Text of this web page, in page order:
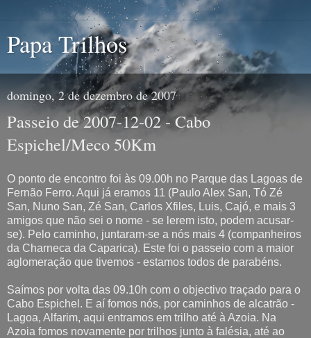
Papa Trilhos
domingo, 2 de dezembro de 2007
Passeio de 2007-12-02 - Cabo
Espichel/Meco 50Km
O ponto de encontro foi às 09.00h no Parque das Lagoas de
Fernão Ferro. Aqui já eramos 11 (Paulo Alex San, Tó Zé
San, Nuno San, Zé San, Carlos Xfiles, Luis, Cajó, e mais 3
amigos que não sei o nome - se lerem isto, podem acusar-
se). Pelo caminho, juntaram-se a nós mais 4 (companheiros
da Charneca da Caparica). Este foi o passeio com a maior
aglomeração que tivemos - estamos todos de parabéns.
Saímos por volta das 09.10h com o objectivo traçado para o
Cabo Espichel. E aí fomos nós, por caminhos de alcatrão -
Lagoa, Alfarim, aqui entramos em trilho até à Azoia. Na
Azoia fomos novamente por trilhos junto à falésia, até ao